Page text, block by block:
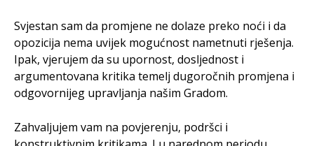
Svjestan sam da promjene ne dolaze preko noći i da
opozicija nema uvijek mogućnost nametnuti rješenja.
Ipak, vjerujem da su upornost, dosljednost i
argumentovana kritika temelj dugoročnih promjena i
odgovornijeg upravljanja našim Gradom.
Zahvaljujem vam na povjerenju, podršci i